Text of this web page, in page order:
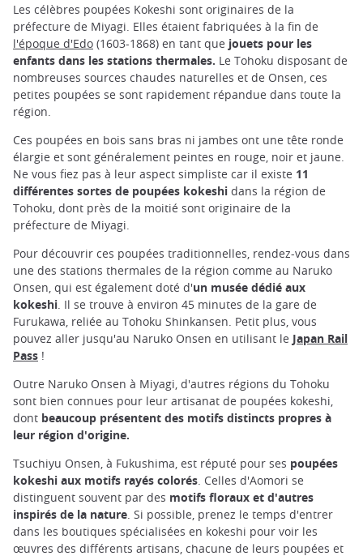
Les célèbres poupées Kokeshi sont originaires de la
préfecture de Miyagi. Elles étaient fabriquées à la fin de
l'époque d'Edo (1603-1868) en tant que jouets pour les
enfants dans les stations thermales. Le Tohoku disposant de
nombreuses sources chaudes naturelles et de Onsen, ces
petites poupées se sont rapidement répandue dans toute la
région.
Ces poupées en bois sans bras ni jambes ont une tête ronde
élargie et sont généralement peintes en rouge, noir et jaune.
Ne vous fiez pas à leur aspect simpliste car il existe 11
différentes sortes de poupées kokeshi dans la région de
Tohoku, dont près de la moitié sont originaire de la
préfecture de Miyagi.
Pour découvrir ces poupées traditionnelles, rendez-vous dans
une des stations thermales de la région comme au Naruko
Onsen, qui est également doté d'un musée dédié aux
kokeshi. Il se trouve à environ 45 minutes de la gare de
Furukawa, reliée au Tohoku Shinkansen. Petit plus, vous
pouvez aller jusqu'au Naruko Onsen en utilisant le Japan Rail
Pass !
Outre Naruko Onsen à Miyagi, d'autres régions du Tohoku
sont bien connues pour leur artisanat de poupées kokeshi,
dont beaucoup présentent des motifs distincts propres à
leur région d'origine.
Tsuchiyu Onsen, à Fukushima, est réputé pour ses poupées
kokeshi aux motifs rayés colorés. Celles d'Aomori se
distinguent souvent par des motifs floraux et d'autres
inspirés de la nature. Si possible, prenez le temps d'entrer
dans les boutiques spécialisées en kokeshi pour voir les
œuvres des différents artisans, chacune de leurs poupées et